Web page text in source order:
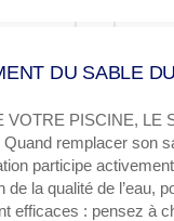
DU SABLE
VOTRE PISCINE, LE
remplacer son
participe
de la qualité de l’eau,
efficaces : pensez à